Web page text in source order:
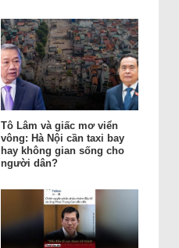
Tô Lâm và giấc mơ viển
vông: Hà Nội cần taxi bay
hay không gian sống cho
người dân?